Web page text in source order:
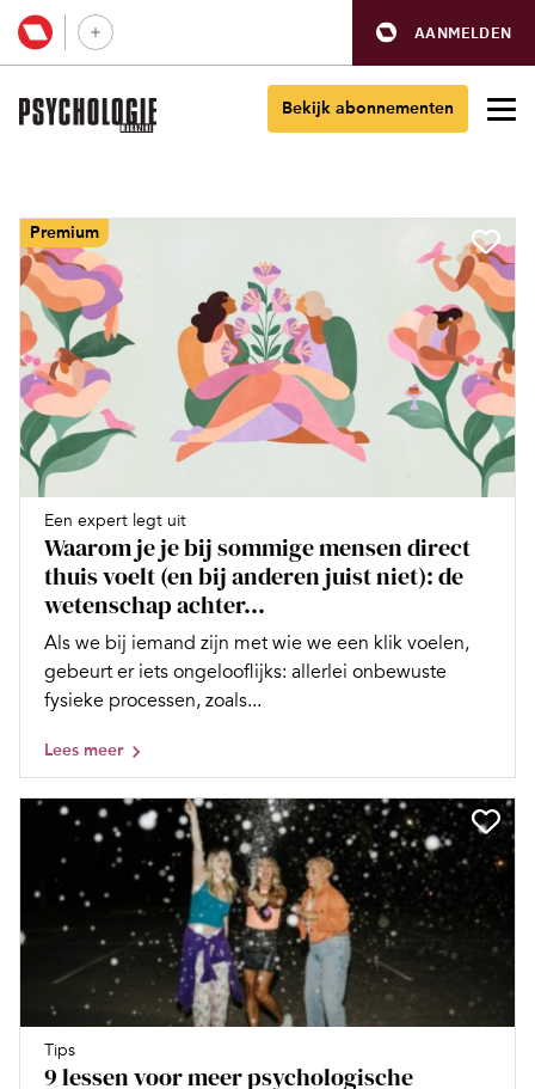
AANMELDEN
Bekijk abonnementen
Premium
Een expert legt uit
Waarom je je bij sommige mensen direct
thuis voelt (en bij anderen juist niet): de
wetenschap achter...
Als we bij iemand zijn met wie we een klik voelen,
gebeurt er iets ongelooflijks: allerlei onbewuste
fysieke processen, zoals...
Lees meer
Tips
9 lessen voor meer psychologische